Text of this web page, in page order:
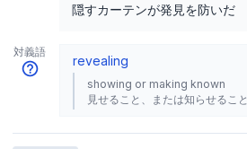
隠すカーテンが発見を防いだ
対義語
revealing
showing or making known
見せること、または知らせること